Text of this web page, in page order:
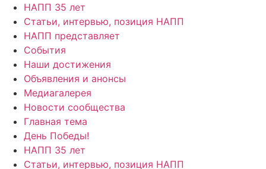
НАПП 35 лет
Статьи, интервью, позиция НАПП
НАПП представляет
События
Наши достижения
Объявления и анонсы
Медиагалерея
Новости сообщества
Главная тема
День Победы!
НАПП 35 лет
Статьи, интервью, позиция НАПП